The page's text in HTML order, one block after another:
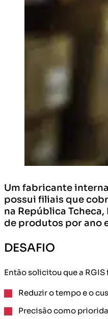
Um fabricante
possui filiais que
na República
de produtos por ano
DESAFIO
Então solicitou que a
Reduzir o tempo e o
Precisão como